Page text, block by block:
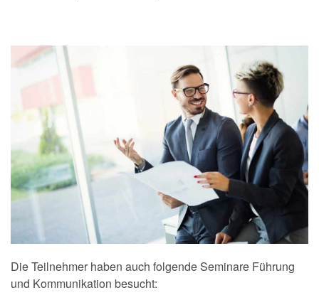
Die Teilnehmer haben auch folgende Seminare Führung
und Kommunikation besucht: